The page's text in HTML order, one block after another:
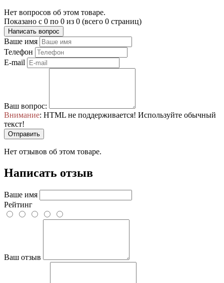
Нет вопросов об этом товаре.
Показано с 0 по 0 из 0 (всего 0 страниц)
Написать вопрос
Ваше имя
Телефон
E-mail
Ваш вопрос:
Внимание: HTML не поддерживается! Используйте обычный
текст!
Отправить
Нет отзывов об этом товаре.
Написать отзыв
Ваше имя
Рейтинг
Ваш отзыв